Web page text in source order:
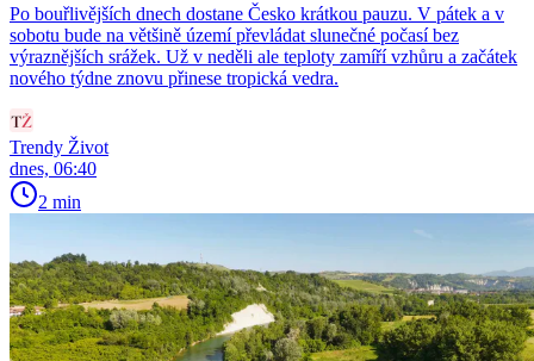
Po bouřlivějších dnech dostane Česko krátkou pauzu. V pátek a v
sobotu bude na většině území převládat slunečné počasí bez
výraznějších srážek. Už v neděli ale teploty zamíří vzhůru a začátek
nového týdne znovu přinese tropická vedra.
Trendy Život
dnes, 06:40
2 min